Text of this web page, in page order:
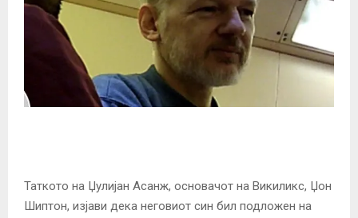
Таткото на Џулијан Асанж, основачот на Викиликс, Џон
Шиптон, изјави дека неговиот син бил подложен на